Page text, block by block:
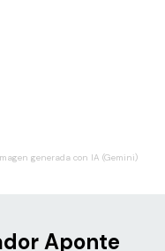
generada con IA (Gemini)
Aponte